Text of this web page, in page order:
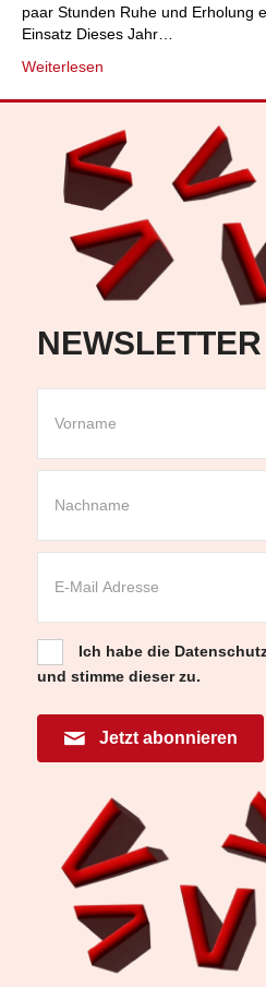
paar Stunden Ruhe und Erholung
Einsatz Dieses Jahr…
Weiterlesen
NEWSLETTER
Ich habe die
und stimme dieser zu.
Jetzt abonnieren